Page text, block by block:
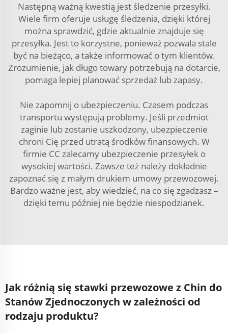
Następną ważną kwestią jest śledzenie przesyłki.
Wiele firm oferuje usługę śledzenia, dzięki której
można sprawdzić, gdzie aktualnie znajduje się
przesyłka. Jest to korzystne, ponieważ pozwala stale
być na bieżąco, a także informować o tym klientów.
Zrozumienie, jak długo towary potrzebują na dotarcie,
pomaga lepiej planować sprzedaż lub zapasy.
Nie zapomnij o ubezpieczeniu. Czasem podczas
transportu występują problemy. Jeśli przedmiot
zaginie lub zostanie uszkodzony, ubezpieczenie
chroni Cię przed utratą środków finansowych. W
firmie CC zalecamy ubezpieczenie przesyłek o
wysokiej wartości. Zawsze też należy dokładnie
zapoznać się z małym drukiem umowy przewozowej.
Bardzo ważne jest, aby wiedzieć, na co się zgadzasz –
dzięki temu później nie będzie niespodzianek.
Jak różnią się stawki przewozowe z Chin do
Stanów Zjednoczonych w zależności od
rodzaju produktu?